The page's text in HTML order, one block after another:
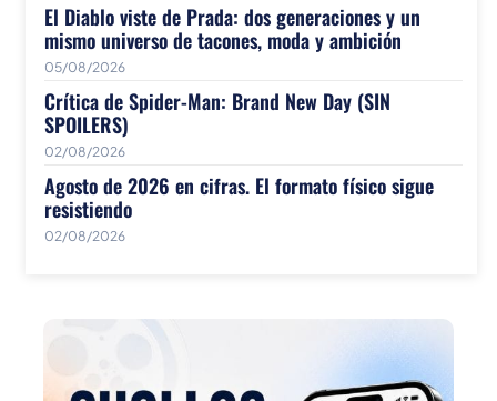
El Diablo viste de Prada: dos generaciones y un
mismo universo de tacones, moda y ambición
05/08/2026
Crítica de Spider-Man: Brand New Day (SIN
SPOILERS)
02/08/2026
Agosto de 2026 en cifras. El formato físico sigue
resistiendo
02/08/2026